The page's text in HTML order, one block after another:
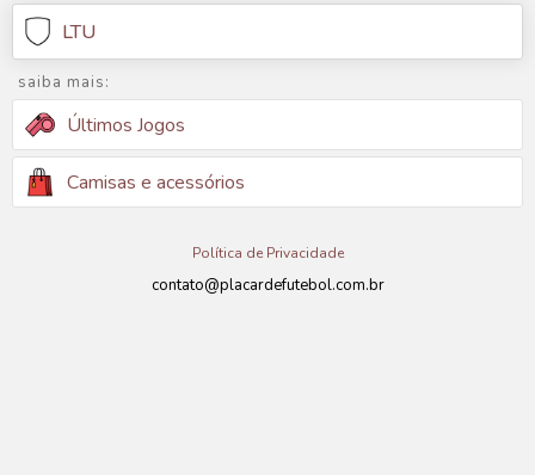
LTU
saiba mais:
Últimos Jogos
Camisas e acessórios
Política de Privacidade
contato@placardefutebol.com.br